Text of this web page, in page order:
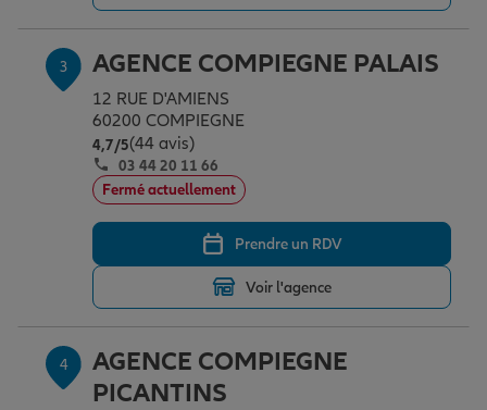
Garantie des accidents de la vie
Assurance scolaire
Protection juridique
Tous nos devis d'assurance
3 AGENCE COMPIEGNE PALAIS
12 RUE D'AMIENS
60200 COMPIEGNE
4,7/5Note de 4.7 sur 5
(44 avis)
03 44 20 11 66
Fermé actuellement
Prendre un RDV
Voir l'agence
4
AGENCE COMPIEGNE
PICANTINS